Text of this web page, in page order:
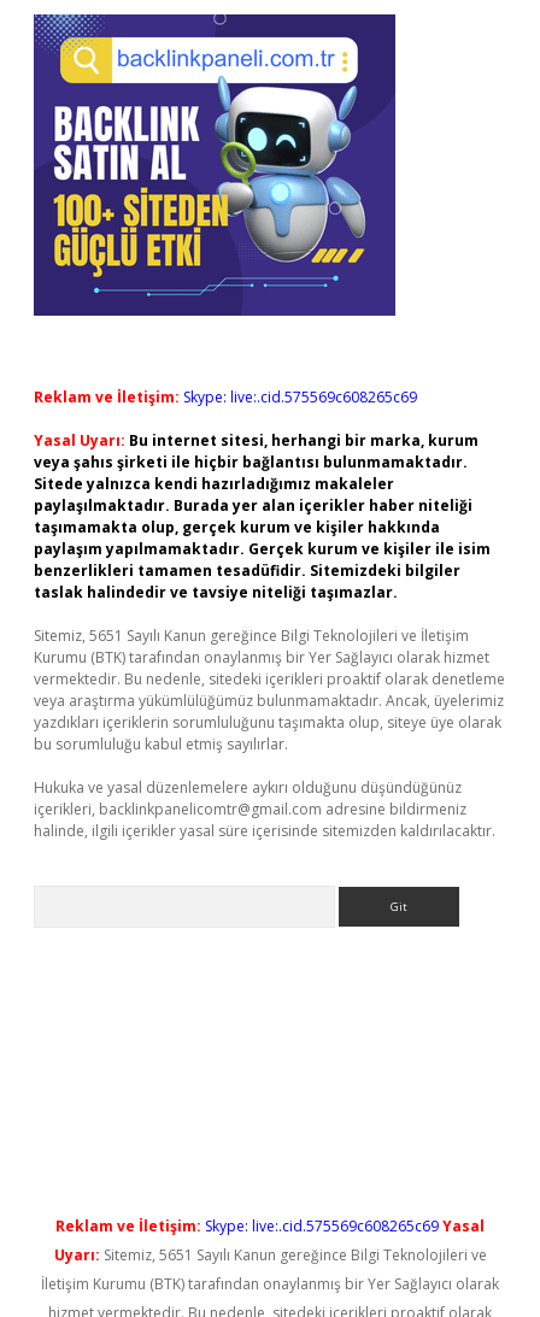
Reklam ve İletişim: Skype: live:.cid.575569c608265c69
Yasal Uyarı: Bu internet sitesi, herhangi bir marka, kurum
veya şahıs şirketi ile hiçbir bağlantısı bulunmamaktadır.
Sitede yalnızca kendi hazırladığımız makaleler
paylaşılmaktadır. Burada yer alan içerikler haber niteliği
taşımamakta olup, gerçek kurum ve kişiler hakkında
paylaşım yapılmamaktadır. Gerçek kurum ve kişiler ile isim
benzerlikleri tamamen tesadüfidir. Sitemizdeki bilgiler
taslak halindedir ve tavsiye niteliği taşımazlar.
Sitemiz, 5651 Sayılı Kanun gereğince Bilgi Teknolojileri ve İletişim
Kurumu (BTK) tarafından onaylanmış bir Yer Sağlayıcı olarak hizmet
vermektedir. Bu nedenle, sitedeki içerikleri proaktif olarak denetleme
veya araştırma yükümlülüğümüz bulunmamaktadır. Ancak, üyelerimiz
yazdıkları içeriklerin sorumluluğunu taşımakta olup, siteye üye olarak
bu sorumluluğu kabul etmiş sayılırlar.
Hukuka ve yasal düzenlemelere aykırı olduğunu düşündüğünüz
içerikleri, backlinkpanelicomtr@gmail.com adresine bildirmeniz
halinde, ilgili içerikler yasal süre içerisinde sitemizden kaldırılacaktır.
Reklam ve İletişim: Skype: live:.cid.575569c608265c69Yasal
Uyarı: Sitemiz, 5651 Sayılı Kanun gereğince Bilgi Teknolojileri ve
İletişim Kurumu (BTK) tarafından onaylanmış bir Yer Sağlayıcı olarak
hizmet vermektedir. Bu nedenle, sitedeki içerikleri proaktif olarak